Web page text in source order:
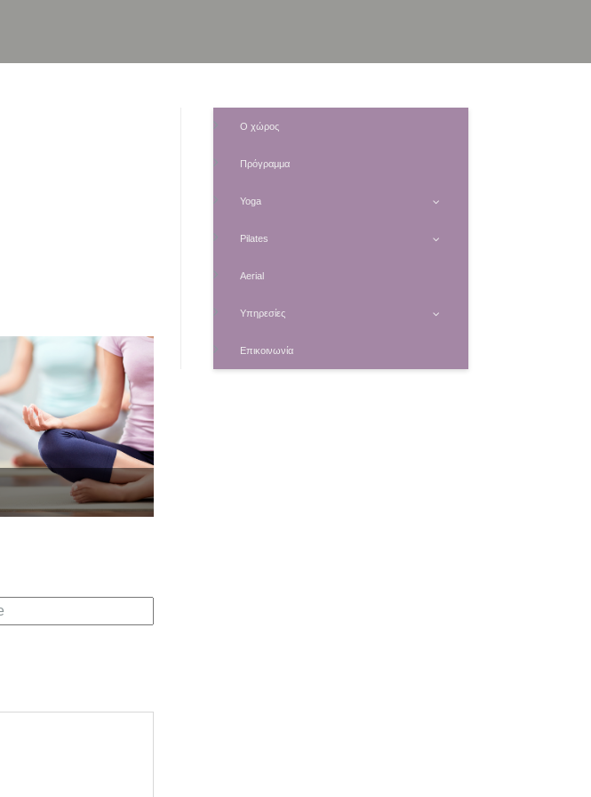
Ο χώρος
Πρόγραμμα
Yoga
Pilates
Aerial
Υπηρεσίες
Επικοινωνία